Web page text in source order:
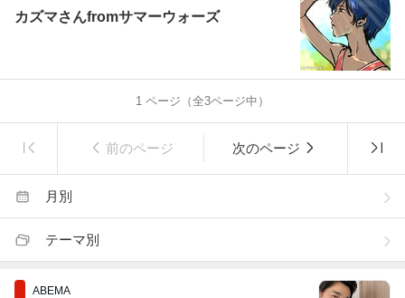
カズマさんfromサマーウォーズ
1 ページ（全3ページ中）
前のページ 次のページ
月別
テーマ別
ABEMA